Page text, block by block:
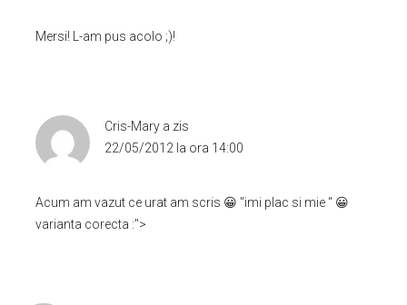
Mersi! L-am pus acolo ;)!
Cris-Mary a zis
22/05/2012 la ora 14:00
Acum am vazut ce urat am scris 😀 ''imi plac si mie '' 😀
varianta corecta :">